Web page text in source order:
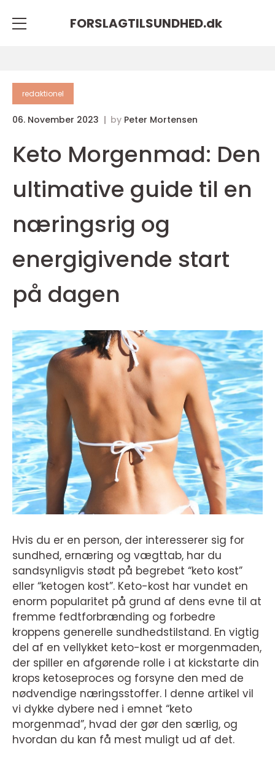
FORSLAGTILSUNDHED.dk
redaktionel
06. November 2023 by Peter Mortensen
Keto Morgenmad: Den
ultimative guide til en
næringsrig og
energigivende start
på dagen
Hvis du er en person, der interesserer sig for
sundhed, ernæring og vægttab, har du
sandsynligvis stødt på begrebet “keto kost”
eller “ketogen kost”. Keto-kost har vundet en
enorm popularitet på grund af dens evne til at
fremme fedtforbrænding og forbedre
kroppens generelle sundhedstilstand. En vigtig
del af en vellykket keto-kost er morgenmaden,
der spiller en afgørende rolle i at kickstarte din
krops ketoseproces og forsyne den med de
nødvendige næringsstoffer. I denne artikel vil
vi dykke dybere ned i emnet “keto
morgenmad”, hvad der gør den særlig, og
hvordan du kan få mest muligt ud af det.